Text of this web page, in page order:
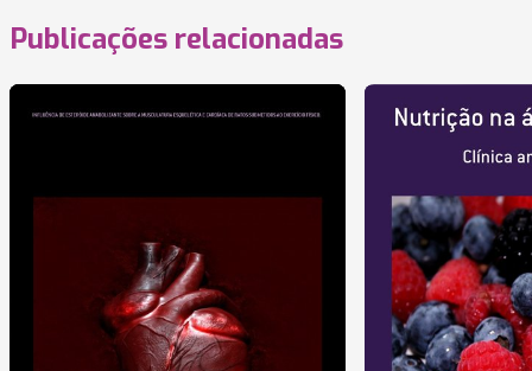
Publicações relacionadas